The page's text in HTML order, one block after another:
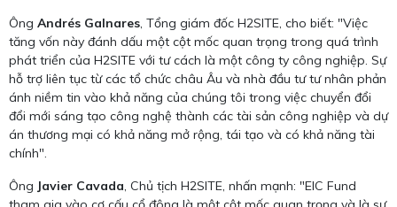
Ông Andrés Galnares, Tổng giám đốc H2SITE, cho biết: "Việc
tăng vốn này đánh dấu một cột mốc quan trọng trong quá trình
phát triển của H2SITE với tư cách là một công ty công nghiệp. Sự
hỗ trợ liên tục từ các tổ chức châu Âu và nhà đầu tư tư nhân phản
ánh niềm tin vào khả năng của chúng tôi trong việc chuyển đổi
đổi mới sáng tạo công nghệ thành các tài sản công nghiệp và dự
án thương mại có khả năng mở rộng, tái tạo và có khả năng tài
chính".
Ông Javier Cavada, Chủ tịch H2SITE, nhấn mạnh: "EIC Fund